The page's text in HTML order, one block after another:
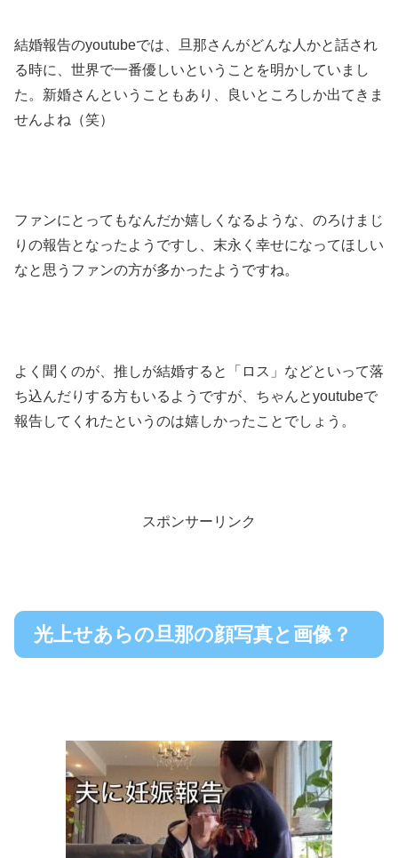
結婚報告のyoutubeでは、旦那さんがどんな人かと話され
る時に、世界で一番優しいということを明かしていまし
た。新婚さんということもあり、良いところしか出てきま
せんよね（笑）
ファンにとってもなんだか嬉しくなるような、のろけまじ
りの報告となったようですし、末永く幸せになってほしい
なと思うファンの方が多かったようですね。
よく聞くのが、推しが結婚すると「ロス」などといって落
ち込んだりする方もいるようですが、ちゃんとyoutubeで
報告してくれたというのは嬉しかったことでしょう。
スポンサーリンク
光上せあらの旦那の顔写真と画像？